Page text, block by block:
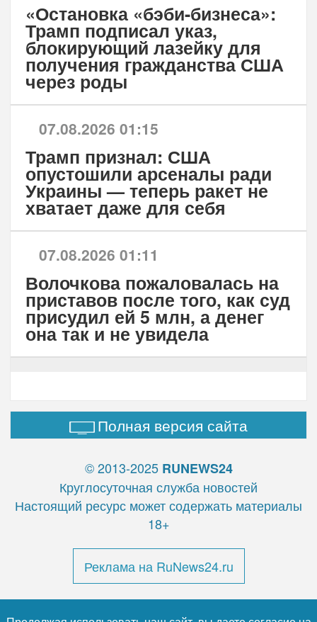
«Остановка «бэби-бизнеса»:
Трамп подписал указ,
блокирующий лазейку для
получения гражданства США
через роды
07.08.2026 01:15
Трамп признал: США
опустошили арсеналы ради
Украины — теперь ракет не
хватает даже для себя
07.08.2026 01:11
Волочкова пожаловалась на
приставов после того, как суд
присудил ей 5 млн, а денег
она так и не увидела
Полная версия сайта
© 2013-2025 RUNEWS24
Круглосуточная служба новостей
Настоящий ресурс может содержать материалы
18+
Реклама на RuNews24.ru